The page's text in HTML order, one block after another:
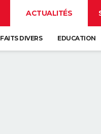
ACTUALITÉS
FAITS DIVERS EDUCATION